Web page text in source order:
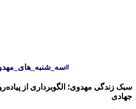
سبک زندگی مهدوی؛ الگوبرداری از
جهادی